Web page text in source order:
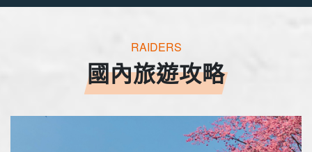
RAIDERS
國內旅遊攻略